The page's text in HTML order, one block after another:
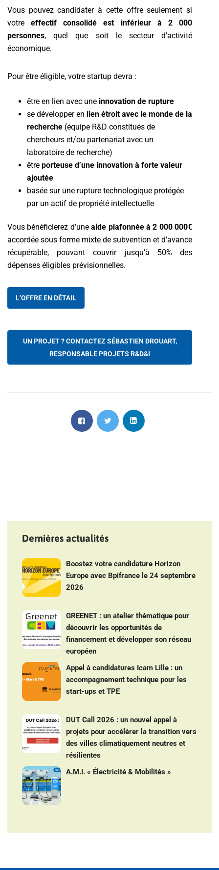
Vous pouvez candidater à cette offre seulement si
votre effectif consolidé est inférieur à 2 000
personnes, quel que soit le secteur d’activité
économique.
Pour être éligible, votre startup devra :
être en lien avec une innovation de rupture
se développer en lien étroit avec le monde de la
recherche (équipe R&D constitués de
chercheurs et/ou partenariat avec un
laboratoire de recherche)
être porteuse d’une innovation à forte valeur
ajoutée
basée sur une rupture technologique protégée
par un actif de propriété intellectuelle
Vous bénéficierez d’uneaide plafonnée à 2 000 000€
accordée sous forme mixte de subvention et d’avance
récupérable, pouvant couvrir jusqu’à 50% des
dépenses éligibles prévisionnelles.
L’OFFRE EN DÉTAIL
UN PROJET ? CONTACTEZ SÉBASTIEN DROUART,
RESPONSABLE PROJETS R&D&I
Dernières actualités
Boostez votre candidature Horizon
Europe avec Bpifrance le 24 septembre
2026
GREENET : un atelier thématique pour
découvrir les opportunités de
financement et développer son réseau
européen
Appel à candidatures Icam Lille : un
accompagnement technique pour les
start-ups et TPE
DUT Call 2026 : un nouvel appel à
projets pour accélérer la transition vers
des villes climatiquement neutres et
résilientes
A.M.I. « Électricité & Mobilités »